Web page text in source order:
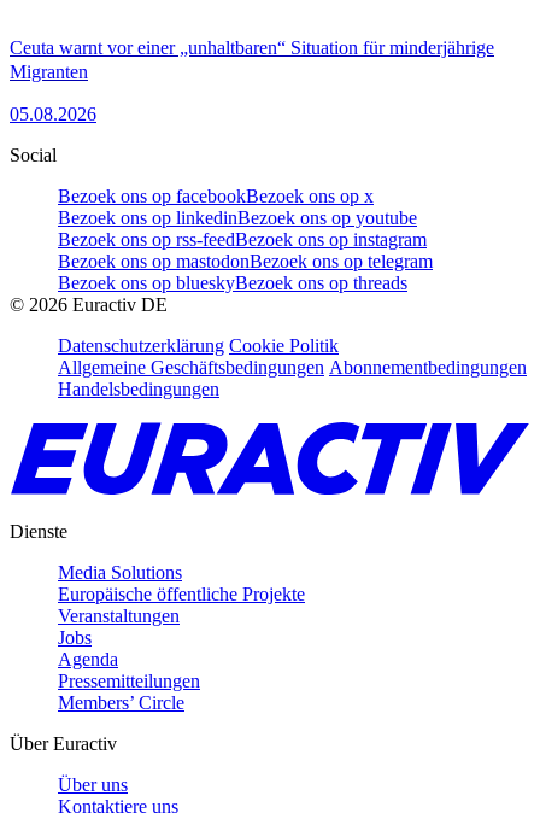
Ceuta warnt vor einer „unhaltbaren“ Situation für minderjährige
Migranten
05.08.2026
Social
Bezoek ons op facebookBezoek ons op x
Bezoek ons op linkedinBezoek ons op youtube
Bezoek ons op rss-feedBezoek ons op instagram
Bezoek ons op mastodonBezoek ons op telegram
Bezoek ons op blueskyBezoek ons op threads
© 2026 Euractiv DE
Datenschutzerklärung Cookie Politik
Allgemeine Geschäftsbedingungen Abonnementbedingungen
Handelsbedingungen
Dienste
Media Solutions
Europäische öffentliche Projekte
Veranstaltungen
Jobs
Agenda
Pressemitteilungen
Members’ Circle
Über Euractiv
Über uns
Kontaktiere uns